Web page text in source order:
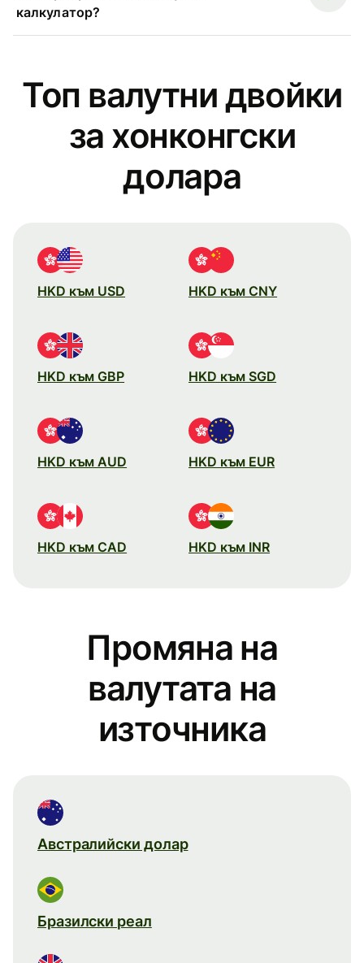
калкулатор?
Топ валутни двойки
за хонконгски
долара
HKD към USD HKD към CNY
HKD към GBP HKD към SGD
HKD към AUD HKD към EUR
HKD към CAD HKD към INR
Промяна на
валутата на
източника
Австралийски долар
Бразилски реал